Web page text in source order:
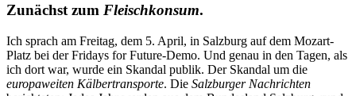
Zunächst zum Fleischkonsum.
Ich sprach am Freitag, dem 5. April, in Salzburg auf dem Mozart-
Platz bei der Fridays for Future-Demo. Und genau in den Tagen, als
ich dort war, wurde ein Skandal publik. Der Skandal um die
europaweiten Kälbertransporte. Die Salzburger Nachrichten